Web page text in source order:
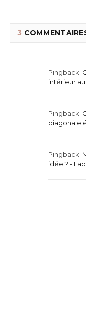
3
Pingback:
intérieur
Pingback:
diagonale
Pingback:
idée ? -